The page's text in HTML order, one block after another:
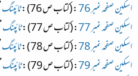
اسکین صفحہ نمبر 76
: (کتاب ص 76) : ٹائپنگ
اسکین صفحہ نمبر 77
: (کتاب ص 77) : ٹائپنگ
اسکین صفحہ نمبر 78
: (کتاب ص 78 ) : ٹائپنگ
اسکین صفحہ نمبر 79
: (کتاب ص 79) : ٹائپنگ